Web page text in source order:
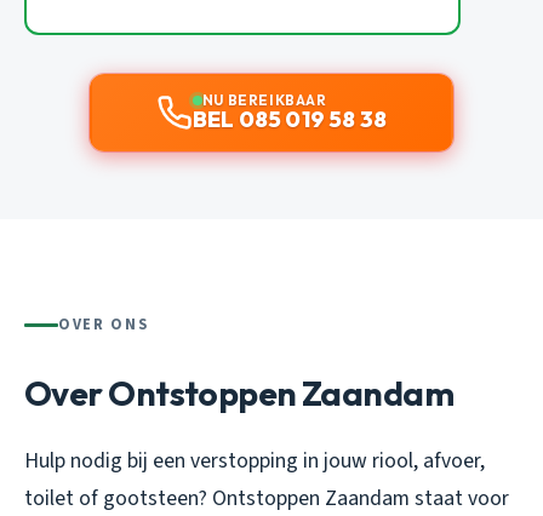
NU BEREIKBAAR
BEL 085 019 58 38
OVER ONS
Over Ontstoppen Zaandam
Hulp nodig bij een verstopping in jouw riool, afvoer,
toilet of gootsteen? Ontstoppen Zaandam staat voor